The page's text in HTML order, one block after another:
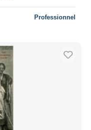
Professionnel